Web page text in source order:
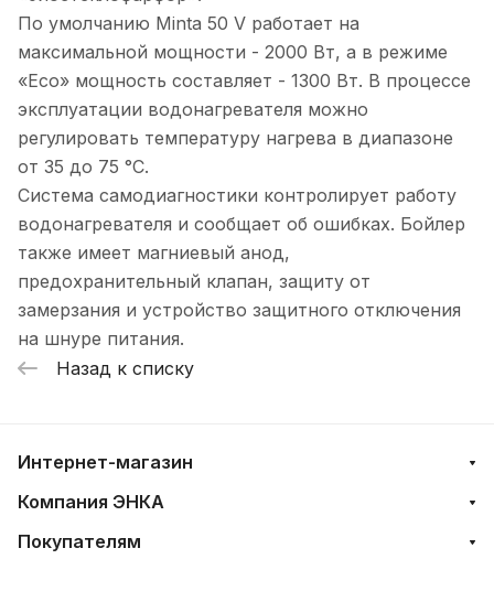
По умолчанию Minta 50 V работает на
максимальной мощности - 2000 Вт, а в режиме
«Eco» мощность составляет - 1300 Вт. В процессе
эксплуатации водонагревателя можно
регулировать температуру нагрева в диапазоне
от 35 до 75 °С.
Система самодиагностики контролирует работу
водонагревателя и сообщает об ошибках. Бойлер
также имеет магниевый анод,
предохранительный клапан, защиту от
замерзания и устройство защитного отключения
на шнуре питания.
Назад к списку
Интернет-магазин
Компания ЭНКА
Покупателям